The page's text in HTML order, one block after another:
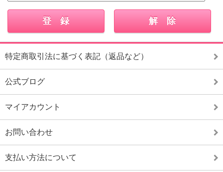
特定商取引法に基づく表記（返品など）
公式ブログ
マイアカウント
お問い合わせ
支払い方法について